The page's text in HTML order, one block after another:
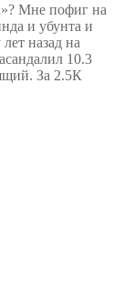
Мне пофиг на
и убунта и
назад на
10.3
За 2.5К